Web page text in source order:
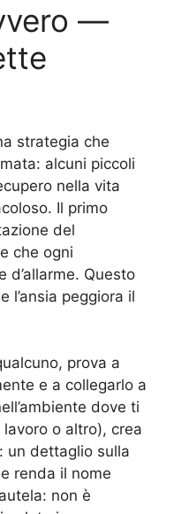
—
strategia che
alcuni piccoli
nella vita
Il primo
del
che ogni
d’allarme. Questo
l’ansia peggiora il
prova a
e a collegarlo a
dove ti
o altro), crea
un dettaglio sulla
renda il nome
non è